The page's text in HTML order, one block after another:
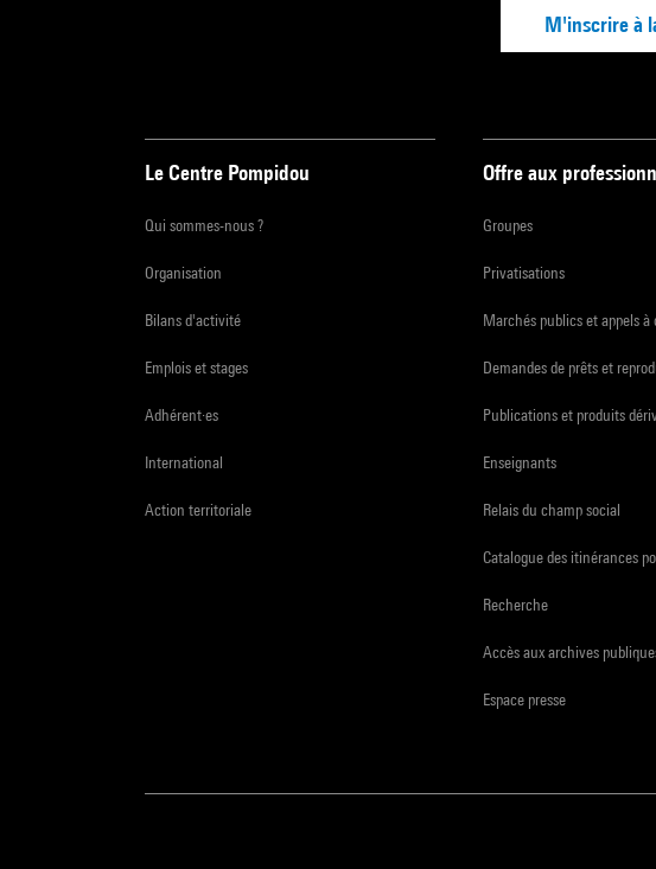
M'inscrire à
Le Centre Pompidou
Qui sommes-nous ?
Organisation
Bilans d'activité
Emplois et stages
Adhérent·es
International
Action territoriale
Offre aux
Groupes
Privatisations
Marchés publics et appels
Demandes de prêts et
Publications et produits
Enseignants
Relais du champ social
Catalogue des itinérances
Recherche
Accès aux archives
Espace presse